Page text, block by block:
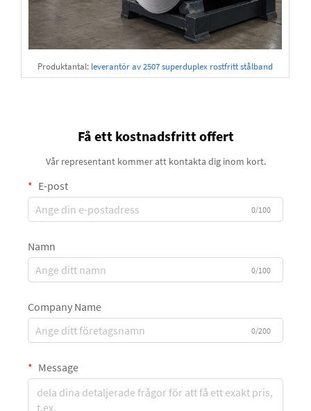
Produktantal: leverantör av 2507 superduplex rostfritt stålband
Få ett kostnadsfritt offert
Vår representant kommer att kontakta dig inom kort.
E-post
0/100
Namn
0/100
Company Name
0/200
Message